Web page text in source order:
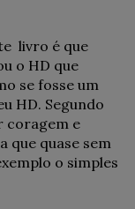
livro é que
o HD que
se fosse um
HD. Segundo
coragem e
que quase sem
o simples